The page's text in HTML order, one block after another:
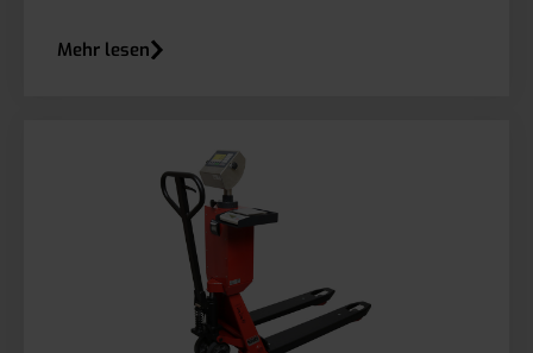
Mehr lesen